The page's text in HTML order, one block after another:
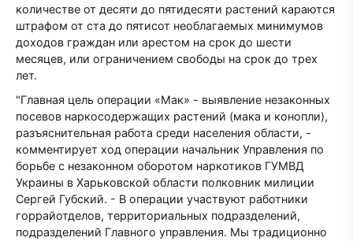
количестве от десяти до пятидесяти растений караются
штрафом от ста до пятисот необлагаемых минимумов
доходов граждан или арестом на срок до шести
месяцев, или ограничением свободы на срок до трех
лет.
"Главная цель операции «Мак» - выявление незаконных
посевов наркосодержащих растений (мака и конопли),
разъяснительная работа среди населения области, -
комментирует ход операции начальник Управления по
борьбе с незаконном оборотом наркотиков ГУМВД
Украины в Харьковской области полковник милиции
Сергей Губский. - В операции участвуют работники
горрайотделов, территориальных подразделений,
подразделений Главного управления. Мы традиционно